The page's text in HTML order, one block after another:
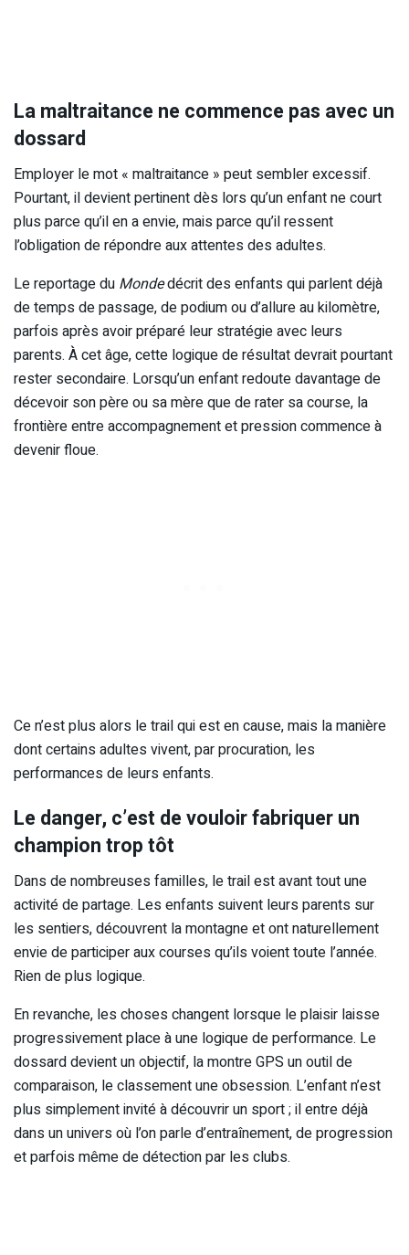
La maltraitance ne commence pas avec un
dossard
Employer le mot « maltraitance » peut sembler excessif.
Pourtant, il devient pertinent dès lors qu’un enfant ne court
plus parce qu’il en a envie, mais parce qu’il ressent
l’obligation de répondre aux attentes des adultes.
Le reportage du Mondedécrit des enfants qui parlent déjà
de temps de passage, de podium ou d’allure au kilomètre,
parfois après avoir préparé leur stratégie avec leurs
parents. À cet âge, cette logique de résultat devrait pourtant
rester secondaire. Lorsqu’un enfant redoute davantage de
décevoir son père ou sa mère que de rater sa course, la
frontière entre accompagnement et pression commence à
devenir floue.
Ce n’est plus alors le trail qui est en cause, mais la manière
dont certains adultes vivent, par procuration, les
performances de leurs enfants.
Le danger, c’est de vouloir fabriquer un
champion trop tôt
Dans de nombreuses familles, le trail est avant tout une
activité de partage. Les enfants suivent leurs parents sur
les sentiers, découvrent la montagne et ont naturellement
envie de participer aux courses qu’ils voient toute l’année.
Rien de plus logique.
En revanche, les choses changent lorsque le plaisir laisse
progressivement place à une logique de performance. Le
dossard devient un objectif, la montre GPS un outil de
comparaison, le classement une obsession. L’enfant n’est
plus simplement invité à découvrir un sport ; il entre déjà
dans un univers où l’on parle d’entraînement, de progression
et parfois même de détection par les clubs.